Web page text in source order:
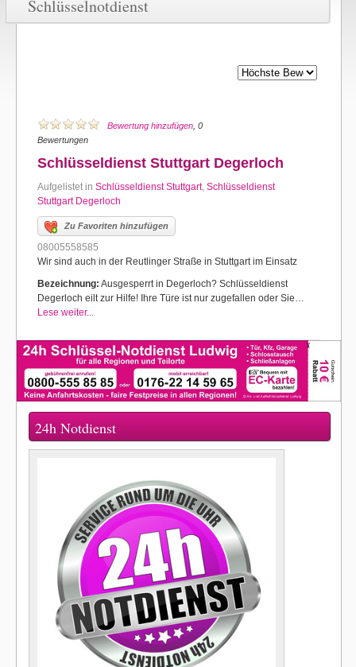
Schlüsselnotdienst
Bewertung hinzufügen , 0
Bewertungen
Schlüsseldienst Stuttgart Degerloch
Aufgelistet in Schlüsseldienst Stuttgart, Schlüsseldienst
Stuttgart Degerloch
Zu Favoriten hinzufügen
08005558585
Wir sind auch in der Reutlinger Straße in Stuttgart im Einsatz
Bezeichnung: Ausgesperrt in Degerloch? Schlüsseldienst
Degerloch eilt zur Hilfe! Ihre Türe ist nur zugefallen oder Sie…
Lese weiter...
24h Notdienst